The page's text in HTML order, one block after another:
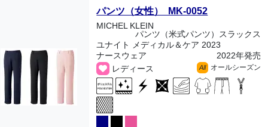
パンツ（女性） MK-0052
MICHEL KLEIN
パンツ（米式パンツ）スラックス
ユナイト メディカル＆ケア 2023
ナースウェア
2022年発売
レディース
All オールシーズン